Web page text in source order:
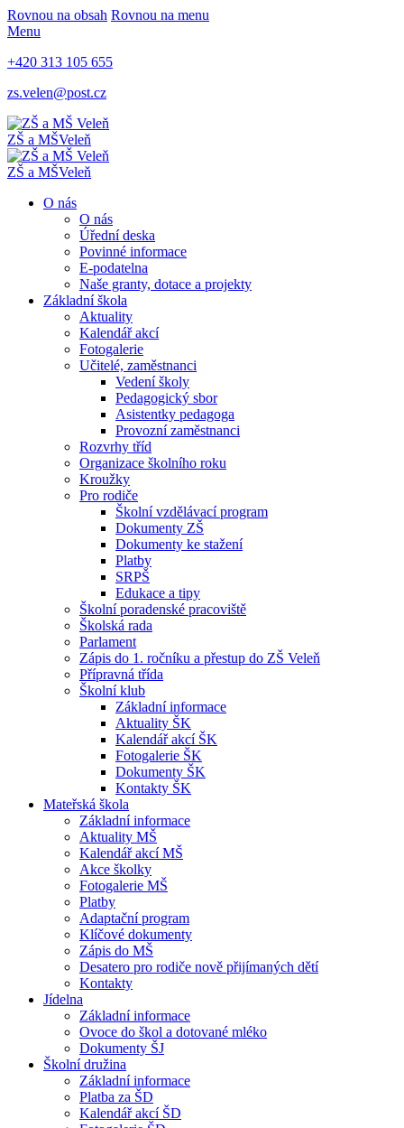
Rovnou na obsah Rovnou na menu
Menu
+420 313 105 655
zs.velen@post.cz
ZŠ a MŠVeleň
ZŠ a MŠVeleň
O nás
O nás
Úřední deska
Povinné informace
E-podatelna
Naše granty, dotace a projekty
Základní škola
Aktuality
Kalendář akcí
Fotogalerie
Učitelé, zaměstnanci
Vedení školy
Pedagogický sbor
Asistentky pedagoga
Provozní zaměstnanci
Rozvrhy tříd
Organizace školního roku
Kroužky
Pro rodiče
Školní vzdělávací program
Dokumenty ZŠ
Dokumenty ke stažení
Platby
SRPŠ
Edukace a tipy
Školní poradenské pracoviště
Školská rada
Parlament
Zápis do 1. ročníku a přestup do ZŠ Veleň
Přípravná třída
Školní klub
Základní informace
Aktuality ŠK
Kalendář akcí ŠK
Fotogalerie ŠK
Dokumenty ŠK
Kontakty ŠK
Mateřská škola
Základní informace
Aktuality MŠ
Kalendář akcí MŠ
Akce školky
Fotogalerie MŠ
Platby
Adaptační program
Klíčové dokumenty
Zápis do MŠ
Desatero pro rodiče nově přijímaných dětí
Kontakty
Jídelna
Základní informace
Ovoce do škol a dotované mléko
Dokumenty ŠJ
Školní družina
Základní informace
Platba za ŠD
Kalendář akcí ŠD